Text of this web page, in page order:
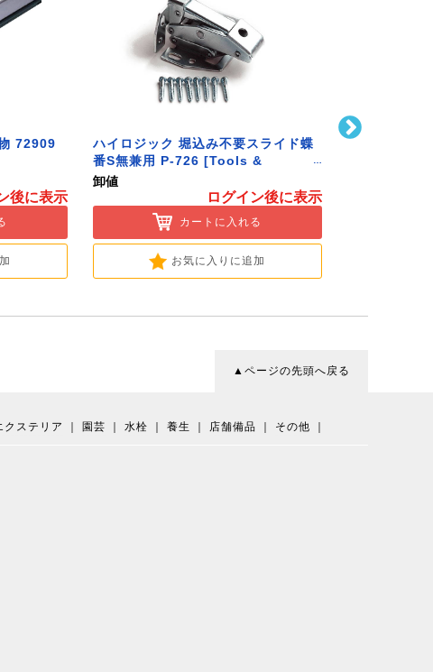
72909
後に表示
ハイロジック 堀込み不要スライド蝶
番S無兼用 P-726 [Tools &
Hardware]
卸値
ログイン後に表示
カートに入れる
お気に入りに追加
▲ページの先頭へ戻る
クステリア 園芸 水栓 養生 店舗備品 その他